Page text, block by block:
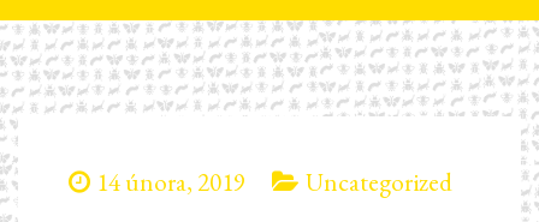
14 února, 2019 Uncategorized